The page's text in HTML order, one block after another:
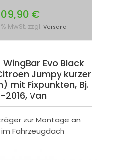
€
MwSt. zzgl. Versand
Evo Black
Jumpy kurzer
mit Fixpunkten, Bj.
2016, Van
zur Montage an
Fahrzeugdach